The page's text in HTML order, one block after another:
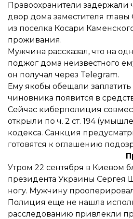
Правоохранители задержали
двор дома заместителя
из поселка Косари
проживания.
Мужчина рассказал, что на
поджог дома неизвестного
он получал через Telegram.
Ему якобы обещали
чиновника появится в
Сейчас киберполиция
открыли по ч. 2 ст. 194
кодекса. Санкция
готовятся к оглашению
Утром 22 сентября в Киевом
президента Украины Сергея
ногу. Мужчину
Полиция еще не нашла
расследованию привлекли